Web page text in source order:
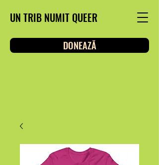
UN TRIB NUMIT QUEER
DONEAZĂ